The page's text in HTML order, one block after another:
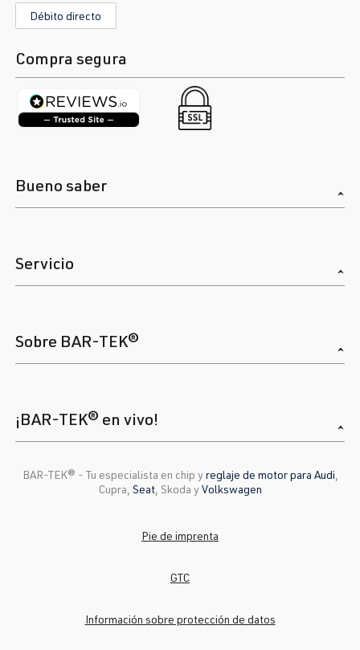
Débito directo
Compra segura
Bueno saber
Servicio
Sobre BAR-TEK®
¡BAR-TEK® en vivo!
BAR-TEK®️ - Tu especialista en chip yreglaje de motor para Audi
Cupra, Seat, Skoda yVolkswagen
Pie de imprenta
GTC
Información sobre protección de datos